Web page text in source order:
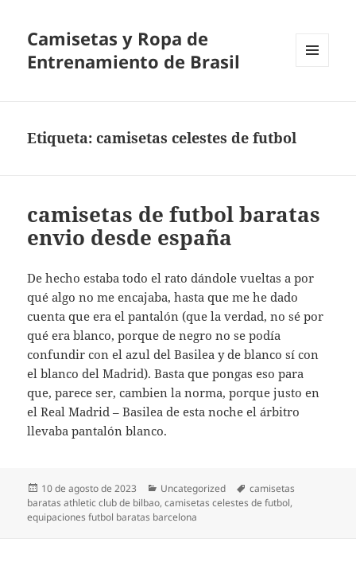
Camisetas y Ropa de
Entrenamiento de Brasil
Etiqueta:camisetas celestes de futbol
camisetas de futbol baratas
envio desde españa
De hecho estaba todo el rato dándole vueltas a por
qué algo no me encajaba, hasta que me he dado
cuenta que era el pantalón (que la verdad, no sé por
qué era blanco, porque de negro no se podía
confundir con el azul del Basilea y de blanco sí con
el blanco del Madrid). Basta que pongas eso para
que, parece ser, cambien la norma, porque justo en
el Real Madrid – Basilea de esta noche el árbitro
llevaba pantalón blanco.
Publicado
el
10 de agosto de 2023 Categorías
Uncategorized Etiquetas
camisetas
baratas athletic club de bilbao,camisetas celestes de futbol,
equipaciones futbol baratas barcelona